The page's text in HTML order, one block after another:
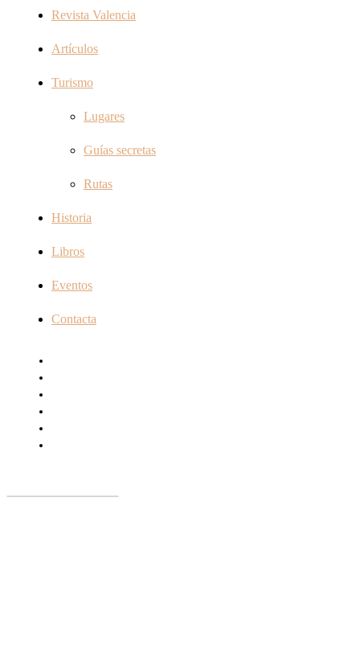
Revista Valencia
Artículos
Turismo
Lugares
Guías secretas
Rutas
Historia
Libros
Eventos
Contacta